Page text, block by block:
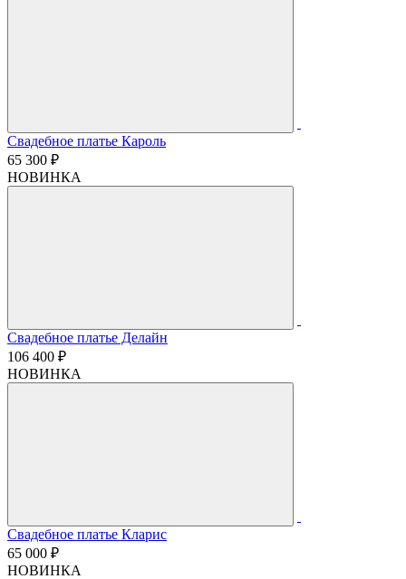
Свадебное платье Кароль
65 300 ₽
НОВИНКА
Свадебное платье Делайн
106 400 ₽
НОВИНКА
Свадебное платье Кларис
65 000 ₽
НОВИНКА